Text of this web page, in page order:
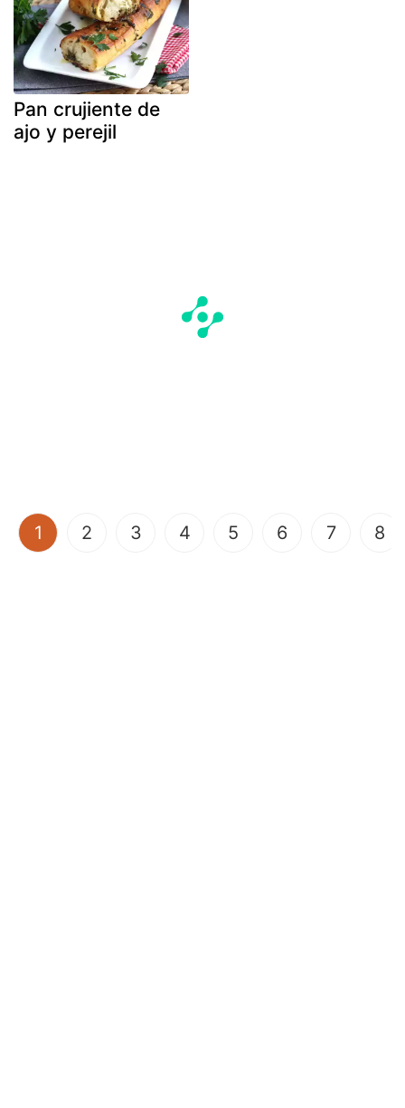
Pan crujiente de
ajo y perejil
1 (current)
2 3 4 5 6 7 8